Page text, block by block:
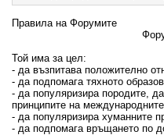
Правила на Форумите
Той има за цел:
- да възпитава положително
- да подпомага тяхното
- да популяризира породите,
принципите на
- да популяризира хуманните
- да подпомага връщането по